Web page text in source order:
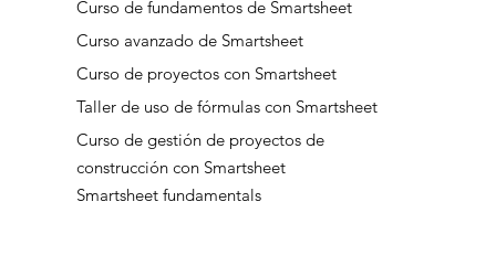
Curso de fundamentos de Smartsheet
Curso avanzado de Smartsheet
Curso de proyectos con Smartsheet
Taller de uso de fórmulas con Smartsheet
Curso de gestión de proyectos de
construcción con Smartsheet
Smartsheet fundamentals